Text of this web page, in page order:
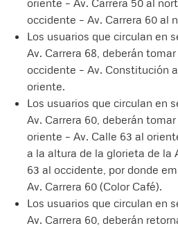
oriente – Av. Carrera 50 al
occidente – Av. Carrera 60 al
Los usuarios que circulan en
Av. Carrera 68, deberán
occidente – Av. Constitución
oriente.
Los usuarios que circulan en
Av. Carrera 60, deberán
oriente – Av. Calle 63 al
a la altura de la glorieta de la
63 al occidente, por donde
Av. Carrera 60 (Color Café).
Los usuarios que circulan en
Av. Carrera 60, deberán